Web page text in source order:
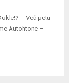
Već petu
Autohtone –